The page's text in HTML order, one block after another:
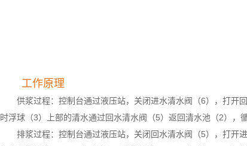
工作原理
供浆过程：控制台通过液压站，关闭进水清水阀（6），打开
时浮球（3）上部的清水通过回水清水阀（5）返回清水池（2），
排浆过程：控制台通过液压站，关闭回水清水阀（5），打开